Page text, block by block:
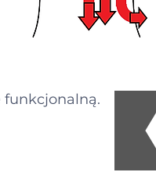
funkcjonalną.